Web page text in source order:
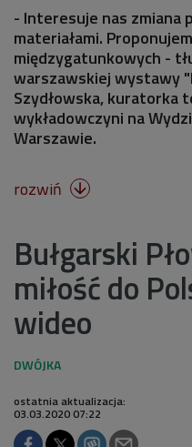
- Interesuje nas zmiana
materiałami.
międzygatunkowych -
warszawskiej wystawy
Szydłowska, kuratorka
wykładowczyni na
Warszawie.
rozwiń 
Bułgarski
miłość do
wideo
ostatnia aktualizacja:
03.03.2020 07:22